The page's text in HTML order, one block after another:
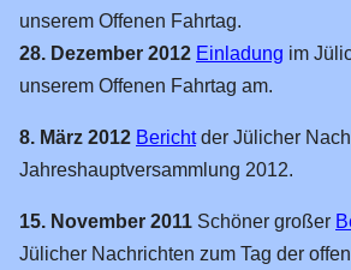
unserem Offenen Fahrtag.
28. Dezember 2012 Einladung im
unserem Offenen Fahrtag am.
8. März 2012 Berichtder Jülicher
Jahreshauptversammlung 2012.
15. November 2011 Schöner großer
Jülicher Nachrichten zum Tag der